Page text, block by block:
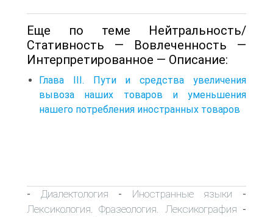
Еще по теме Нейтральность/
Стативность — Вовлеченность —
Интерпретированное — Описание:
Глава III. Пути и средства увеличения
вывоза наших товаров и уменьшения
нашего потребления иностранных товаров
- Диалектология - Иностранные языки -
Лексикология. Фразеология. Лексикография -